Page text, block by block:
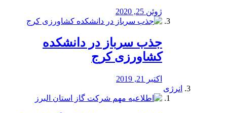
ژوئن 25, 2020
جذب سرباز در دانشکده
کشاورزی کرج
اکتبر 21, 2019
انرژی